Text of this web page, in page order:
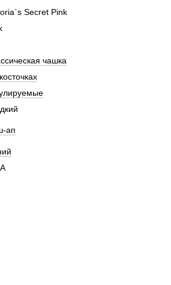
Secret Pink
чашка
ап